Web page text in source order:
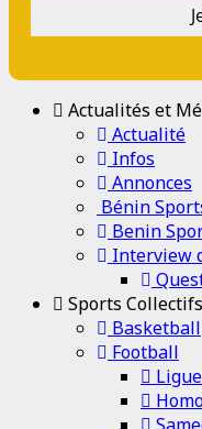
Actualités et
Actualité
Infos
Annonces
Bénin
Benin
Interview
Sports Collectifs
Basketball
Football